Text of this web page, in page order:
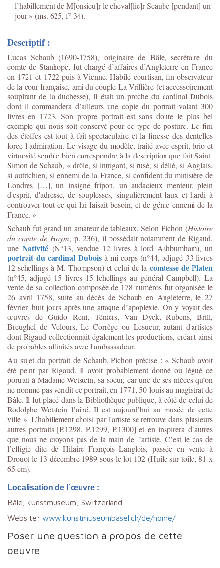
l’habillement de M[onsieu]r le cheval[lie]r Scaube [pendant] un
jour » (ms. 625, f° 34).
Descriptif :
Lucas Schaub (1690-1758), originaire de Bâle, secrétaire du
comte de Stanhope, fut chargé d’affaires d’Angleterre en France
en 1721 et 1722 puis à Vienne. Habile courtisan, fin observateur
de la cour française, ami du couple La Vrillière (et accessoirement
soupirant de la duchesse), il était un proche du cardinal Dubois
dont il commandera d’ailleurs une copie du portrait valant 300
livres en 1723. Son propre portrait est sans doute le plus bel
exemple qui nous soit conservé pour ce type de posture. Le fini
des étoffes est tout à fait spectaculaire et la finesse des dentelles
force l’admiration. Le visage du modèle, traité avec esprit, brio et
virtuosité semble bien correspondre à la description que fait Saint-
Simon de Schaub, « drôle, si intrigant, si rusé, si délié, si Anglais,
si autrichien, si ennemi de la France, si confident du ministère de
Londres […], un insigne fripon, un audacieux menteur, plein
d'esprit, d'adresse, de souplesses, singulièrement faux et hardi à
controuver tout ce qui lui faisait besoin, et de génie ennemi de la
France. »
Schaub fut grand un amateur de tableaux. Selon Pichon (Histoire
du comte de Hoym, p. 236), il possédait notamment de Rigaud,
uneNativité (N°13, vendue 12 livres à lord Ashbumham), un
portrait du cardinal Duboisà mi corps (n°44, adjugé 33 livres
12 schellings à M. Thompson) et celui de la comtesse de Platen
(n°45, adjugé 15 livres 15 fchellings au général Campbell). La
vente de sa collection composée de 178 numéros fut organisée le
26 avril 1758, suite au décès de Schaub en Angleterre, le 27
février, huit jours après une attaque d’apoplexie. On y voyait des
œuvres de Guido Reni, Téniers, Van Dyck, Rubens, Brill,
Breughel de Velours, Le Corrège ou Lesueur, autant d'artistes
dont Rigaud collectionnait également les productions, créant ainsi
de probables affinités avec l'ambassadeur.
Au sujet du portrait de Schaub, Pichon précise : « Schaub avoit
été peint par Rigaud. Il avoit probablement donné ou légué ce
portrait à Madame Wetstein, sa soeur, car une de ses nièces qu’on
ne nomme pas vendit ce portrait, en 1771, 50 louis au magistrat de
Bâle. Il fut placé dans la Bibliothèque publique, à côté de celui de
Rodolphe Wetstein l’aîné. Il est aujourd’hui au musée de cette
ville ». L’habillement choisi par l'artiste se retrouve dans plusieurs
autres portraits [P.1298, P.1299, P.1300] et en inspirera d’autres
que nous ne croyons pas de la main de l’artiste. C’est le cas de
l’effigie dite de Hilaire François Langlois, passée en vente à
Drouot le 13 décembre 1989 sous le lot 102 (Huile sur toile, 81 x
65 cm).
Localisation de l´œuvre :
Bâle, kunstmuseum, Switzerland
Website: www.kunstmuseumbasel.ch/de/home/
Poser une question à propos de cette
oeuvre